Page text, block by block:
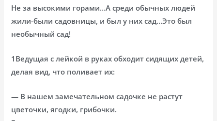
Не за высокими горами…А среди обычных людей
жили-были садовницы, и был у них сад…Это был
необычный сад!
1Ведущая с лейкой в руках обходит сидящих детей,
делая вид, что поливает их:
— В нашем замечательном садочке не растут
цветочки, ягодки, грибочки.